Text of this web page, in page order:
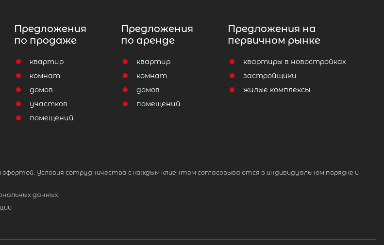
Предложения
по продаже
квартир
комнат
домов
участков
помещений
Предложения
по аренде
квартир
комнат
домов
помещений
Предложения на
первичном рынке
квартиры в новостройках
застройщики
жилые комплексы
Условия сотрудничества с каждым клиентом согласовываются в индивидуальном порядке и
данных.